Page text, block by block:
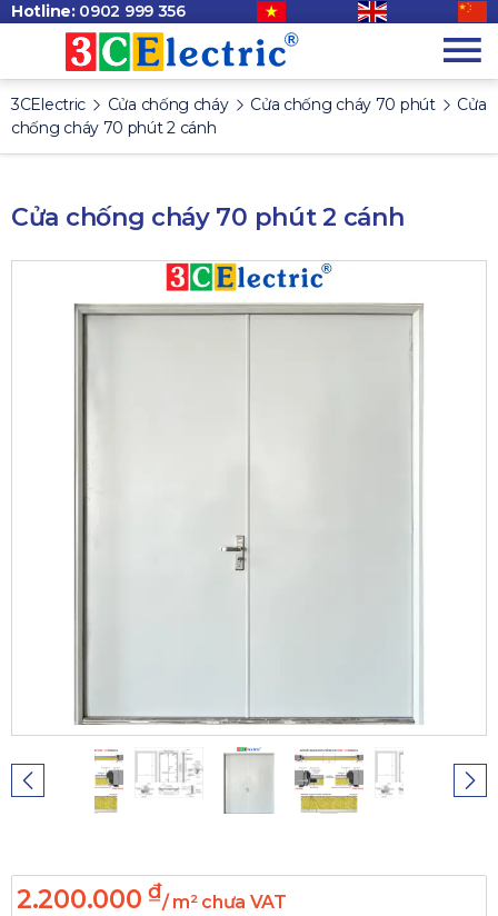
Hotline: 0902 999 356
3CElectric Cửa chống cháy Cửa chống cháy 70 phút
Cửa
chống cháy 70 phút 2 cánh
Cửa chống cháy 70 phút 2 cánh
2.200.000 ₫/ m² chưa VAT